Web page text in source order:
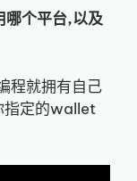
哪个平台,以及
程就拥有自己
指定的wallet